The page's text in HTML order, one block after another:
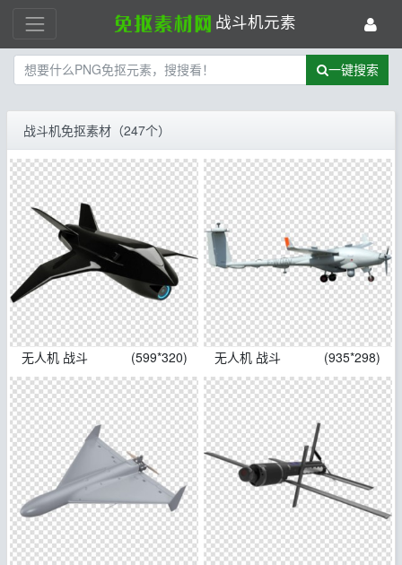
战斗机元素
一键搜索
战斗机免抠素材（247个）
无人机 战斗 (599*320) 无人机 战斗 (935*298)